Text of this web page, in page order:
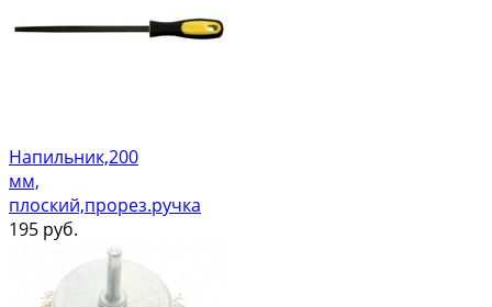
Напильник,200
мм,
плоский,прорез.ручка
195 руб.